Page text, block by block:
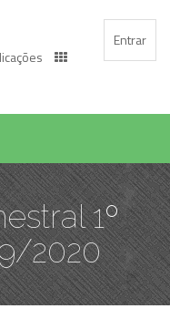
Entrar
1º
2020